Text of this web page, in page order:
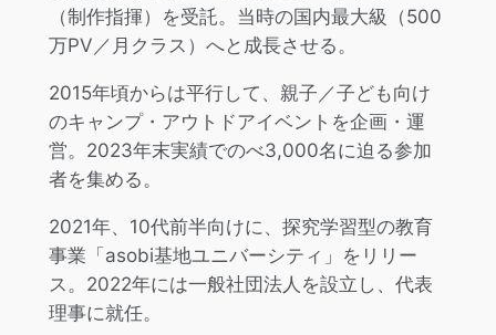
（制作指揮）を受託。当時の国内最大級（500
万PV／月クラス）へと成長させる。
2015年頃からは平行して、親子／子ども向け
のキャンプ・アウトドアイベントを企画・運
営。2023年末実績でのべ3,000名に迫る参加
者を集める。
2021年、10代前半向けに、探究学習型の教育
事業「asobi基地ユニバーシティ」をリリー
ス。2022年には一般社団法人を設立し、代表
理事に就任。